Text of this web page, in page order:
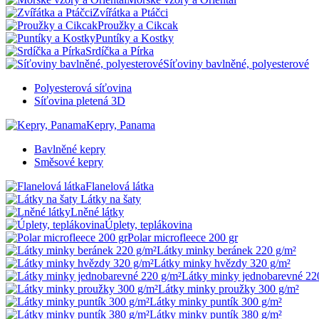
Zvířátka a Ptáčci
Proužky a Cikcak
Puntíky a Kostky
Srdíčka a Pírka
Síťoviny bavlněné, polyesterové
Polyesterová síťovina
Síťovina pletená 3D
Kepry, Panama
Bavlněné kepry
Směsové kepry
Flanelová látka
Látky na šaty
Lněné látky
Úplety, teplákovina
Polar microfleece 200 gr
Látky minky beránek 220 g/m²
Látky minky hvězdy 320 g/m²
Látky minky jednobarevné
Látky minky proužky 300 g/m²
Látky minky puntík 300 g/m²
Látky minky puntík 380 g/m²